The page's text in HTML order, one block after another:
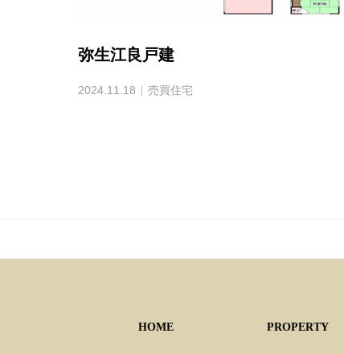
弥生江良戸建
2024.11.18 売買住宅
HOME PROPERTY